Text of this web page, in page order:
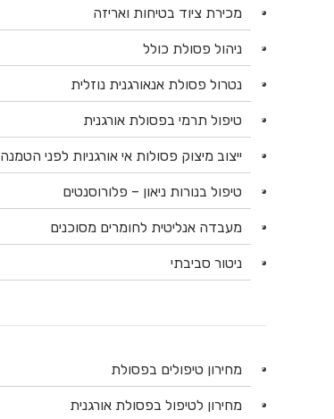
מכירת ציוד בטיחות ואריזה
ניהול פסולת כולל
נטרול פסולת אנאורגנית נוזלית
טיפול תרמי בפסולת אורגנית
ייצוב מיצוק פסולות אי אורגניות לפני הטמנה
טיפול בנורות ניאון – פלורוסנטים
מעבדה אנליטית לחומרים מסוכנים
ניטור סביבתי
מחירון טיפולים בפסולת
מחירון לטיפול בפסולת אורגנית